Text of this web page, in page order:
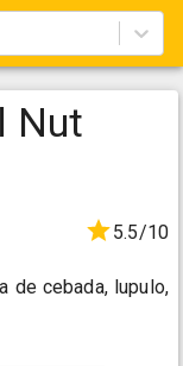
Nut
5.5/10
de cebada, lupulo,